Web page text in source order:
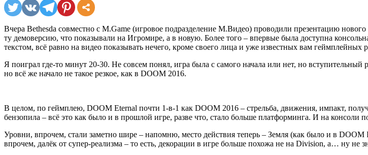
Вчера Bethesda совместно с M.Game (игровое подразделение М.Видео) проводили презентацию
ту демоверсию, что показывали на Игромире, а в новую. Более того – впервые была доступна
текстом, всё равно на видео показывать нечего, кроме своего лица и уже известных вам геймплейных
Я поиграл где-то минут 20-30. Не совсем понял, игра была с самого начала или нет, но
но всё же начало не такое резкое, как в DOOM 2016.
В целом, по геймплею, DOOM Eternal почти 1-в-1 как DOOM 2016 – стрельба, движения, импакт,
бензопила – всё это как было и в прошлой игре, разве что, стало больше платформинга. И на консоли
Уровни, впрочем, стали заметно шире – напомню, место действия теперь – Земля (как было и в
впрочем, далёк от супер-реализма – то есть, декорации в игре больше похожа не на Division, а… ну